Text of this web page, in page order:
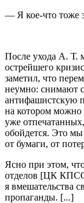
— Я кое-что тоже
После ухода А. Т.
острейшего
заметил, что
неумно: снимают
антифашистскую
на котором можно
уже
обойдется. Это
от бумаги, от
Ясно при этом,
отделов [ЦК
я вмешательства
пропаганды. [...]